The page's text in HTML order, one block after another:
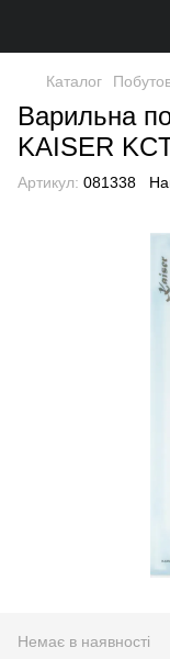
Каталог
Варильна
KAISER
Артикул: 081338
Немає в наявності